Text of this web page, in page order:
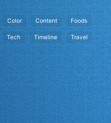
Color Content Foods
Tech Timeline Travel